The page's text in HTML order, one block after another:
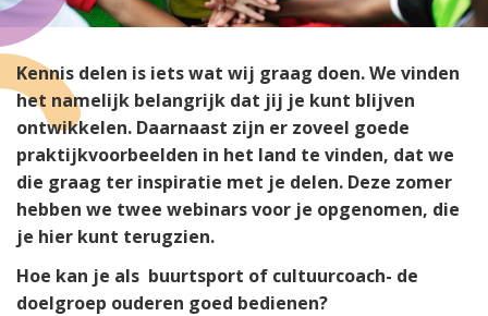
Kennis delen is iets wat wij graag doen. We vinden
het namelijk belangrijk dat jij je kunt blijven
ontwikkelen. Daarnaast zijn er zoveel goede
praktijkvoorbeelden in het land te vinden, dat we
die graag ter inspiratie met je delen. Deze zomer
hebben we twee webinars voor je opgenomen, die
je hier kunt terugzien.
Hoe kan je als buurtsport of cultuurcoach- de
doelgroep ouderen goed bedienen?